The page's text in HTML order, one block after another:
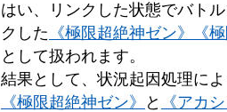
はい、リンクした状態でバト
クした 《極限超絶神ゼン》 《
として扱われます。
結果として、状況起因処理に
《極限超絶神ゼン》
と 《アカ